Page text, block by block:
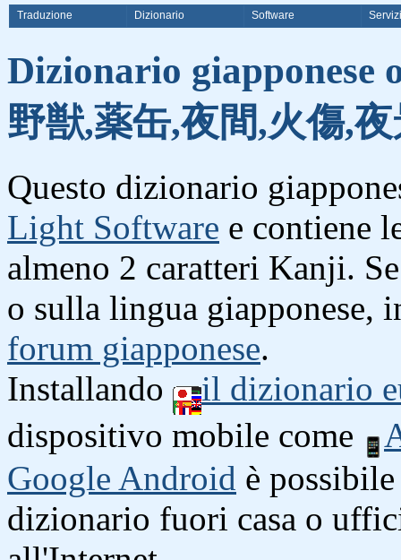
Traduzione Dizionario Software Servizi
Dizionario giapponese
野獣,薬缶,夜間,火傷,
Questo dizionario
Light Software e contiene
almeno 2 caratteri Kanji.
o sulla lingua giapponese,
forum giapponese.
Installando
il dizionario
dispositivo mobile come
Google Android è
dizionario fuori casa o